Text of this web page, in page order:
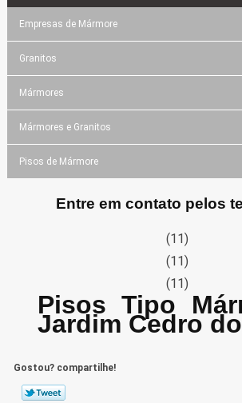
Empresas de Mármore
Granitos
Mármores
Mármores e Granitos
Pisos de Mármore
Entre em contato pelos
(11)
(11)
(11)
Pisos Tipo
Jardim Cedro
Gostou? compartilhe!